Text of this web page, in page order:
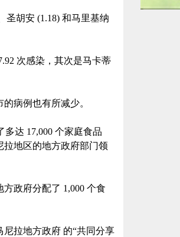
圣胡安 (1.18) 和马里基纳
次感染，其次是马卡蒂
病例也有所减少。
达 17,000 个家庭食品
拉地区的地方政府部门领
政府分配了 1,000 个食
拉地方政府 的“共同分享